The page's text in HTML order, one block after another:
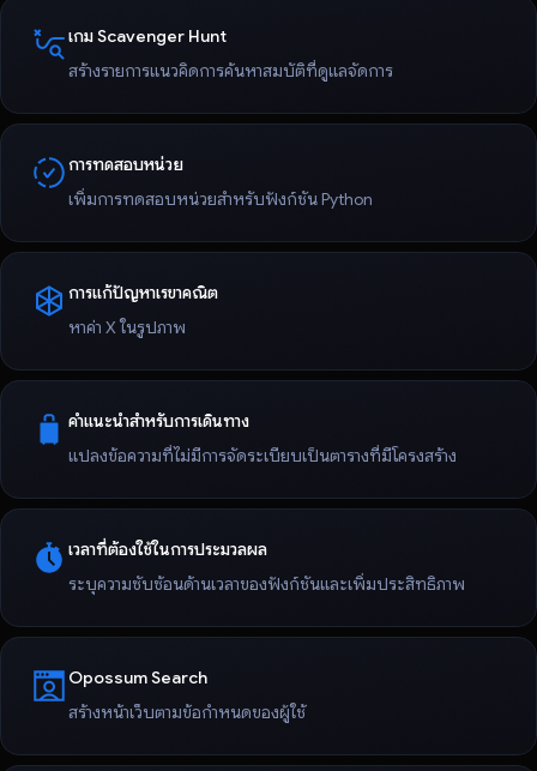
เกม Scavenger Hunt
สร้างรายการแนวคิดการค้นหาสมบัติที่ดูแลจัดการ
การทดสอบหน่วย
เพิ่มการทดสอบหน่วยสําหรับฟังก์ชัน Python
การแก้ปัญหาเรขาคณิต
หาค่า X ในรูปภาพ
คำแนะนำสำหรับการเดินทาง
แปลงข้อความที่ไม่มีการจัดระเบียบเป็นตารางที่มีโครงสร้าง
เวลาที่ต้องใช้ในการประมวลผล
ระบุความซับซ้อนด้านเวลาของฟังก์ชันและเพิ่มประสิทธิภาพ
Opossum Search
สร้างหน้าเว็บตามข้อกำหนดของผู้ใช้